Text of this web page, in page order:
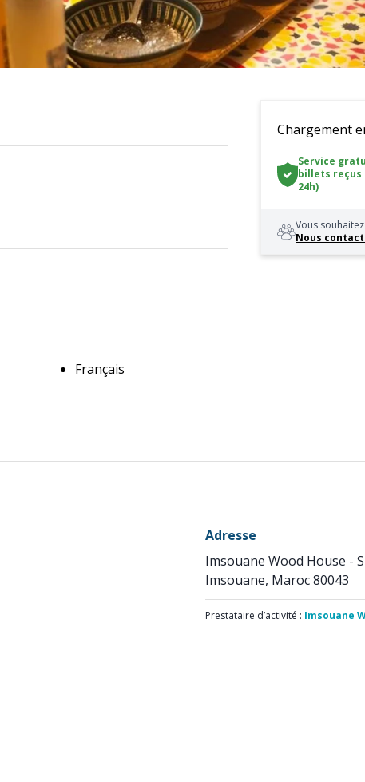
Français
Chargement
Service
billets reçus
24h)
Vous
Nous
Adresse
Imsouane Wood House -
Imsouane, Maroc 80043
Prestataire d’activité : Imsouane